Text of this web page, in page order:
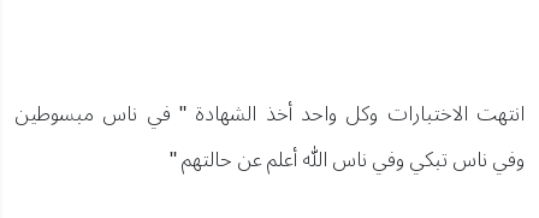
انتهت الاختبارات وكل واحد أخذ الشهادة " في ناس مبسوطين
وفي ناس تبكي وفي ناس الله أعلم عن حالتهم "